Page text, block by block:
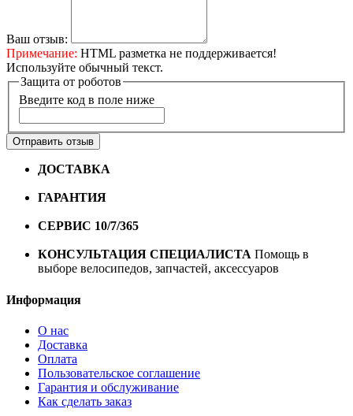
Ваш отзыв:
Примечание: HTML разметка не поддерживается!
Используйте обычный текст.
Защита от роботов
Введите код в поле ниже
Отправить отзыв
ДОСТАВКА
ГАРАНТИЯ
СЕРВИС 10/7/365
КОНСУЛЬТАЦИЯ СПЕЦИАЛИСТА Помощь в
выборе велосипедов, запчастей, аксессуаров
Информация
О нас
Доставка
Оплата
Пользовательское соглашение
Гарантия и обслуживание
Как сделать заказ